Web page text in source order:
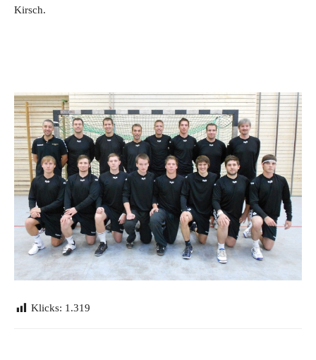
Kirsch.
Klicks: 1.319